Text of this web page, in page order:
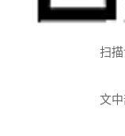
扫
文